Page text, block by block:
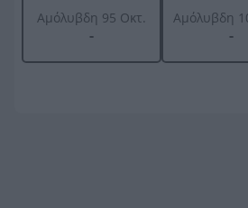
Αμόλυβδη 95 Οκτ.
-
Αμόλυβδη
-